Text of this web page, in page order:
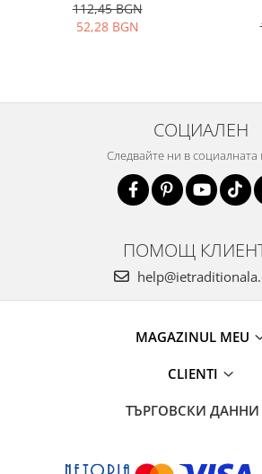
112,45 BGN
52,28 BGN
СОЦИАЛЕН
Следвайте ни в
ПОМОЩ
MAGAZINUL MEU
CLIENTI
ТЪРГОВСКИ ДАННИ